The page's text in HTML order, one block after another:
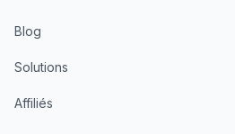
Blog
Solutions
Affiliés